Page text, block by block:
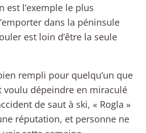
est l’exemple le plus
dans la péninsule
est loin d’être la seule
rempli pour quelqu’un que
voulu dépeindre en miraculé
de saut à ski, « Rogla »
réputation, et personne ne